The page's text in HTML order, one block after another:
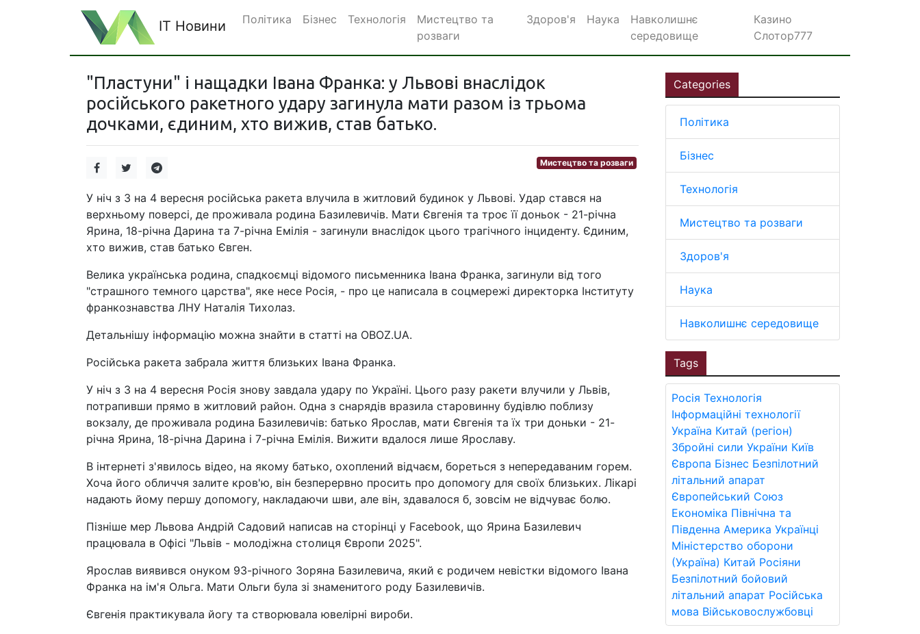
IT Новини Політика Бізнес Технологія
Мистецтво та
розваги
Здоров'я Наука
Навколишнє
середовище
Казино
Слотор777
"Пластуни" і нащадки Івана Франка: у Львові внаслідок
російського ракетного удару загинула мати разом із трьома
дочками, єдиним, хто вижив, став батько.
Мистецтво та розваги
У ніч з 3 на 4 вересня російська ракета влучила в житловий будинок у Львові. Удар стався на
верхньому поверсі, де проживала родина Базилевичів. Мати Євгенія та троє її доньок - 21-річна
Ярина, 18-річна Дарина та 7-річна Емілія - загинули внаслідок цього трагічного інциденту. Єдиним,
хто вижив, став батько Євген.
Велика українська родина, спадкоємці відомого письменника Івана Франка, загинули від того
"страшного темного царства", яке несе Росія, - про це написала в соцмережі директорка Інституту
франкознавства ЛНУ Наталія Тихолаз.
Детальнішу інформацію можна знайти в статті на OBOZ.UA.
Російська ракета забрала життя близьких Івана Франка.
У ніч з 3 на 4 вересня Росія знову завдала удару по Україні. Цього разу ракети влучили у Львів,
потрапивши прямо в житловий район. Одна з снарядів вразила старовинну будівлю поблизу
вокзалу, де проживала родина Базилевичів: батько Ярослав, мати Євгенія та їх три доньки - 21-
річна Ярина, 18-річна Дарина і 7-річна Емілія. Вижити вдалося лише Ярославу.
В інтернеті з'явилось відео, на якому батько, охоплений відчаєм, бореться з непередаваним горем.
Хоча його обличчя залите кров'ю, він безперервно просить про допомогу для своїх близьких. Лікарі
надають йому першу допомогу, накладаючи шви, але він, здавалося б, зовсім не відчуває болю.
Пізніше мер Львова Андрій Садовий написав на сторінці у Facebook, що Ярина Базилевич
працювала в Офісі "Львів - молодіжна столиця Європи 2025".
Ярослав виявився онуком 93-річного Зоряна Базилевича, який є родичем невістки відомого Івана
Франка на ім'я Ольга. Мати Ольги була зі знаменитого роду Базилевичів.
Євгенія практикувала йогу та створювала ювелірні вироби.
Categories
Політика
Бізнес
Технологія
Мистецтво та розваги
Здоров'я
Наука
Навколишнє середовище
Tags
Росія Технологія
Інформаційні технології
Україна Китай (регіон)
Збройні сили України Київ
Європа Бізнес Безпілотний
літальний апарат
Європейський Союз
Економіка Північна та
Південна Америка Українці
Міністерство оборони
(Україна) Китай Росіяни
Безпілотний бойовий
літальний апарат Російська
мова Військовослужбовці